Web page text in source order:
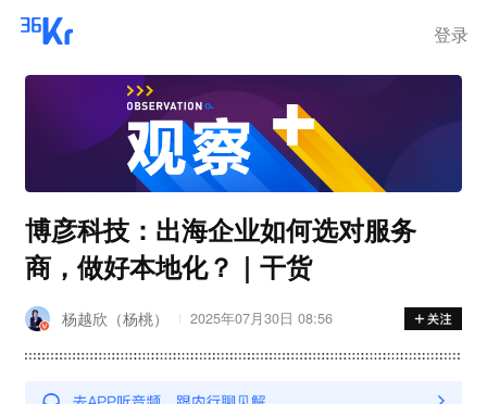
登录
博彦科技：出海企业如何选对服务
商，做好本地化？｜干货
杨越欣（杨桃） 2025年07月30日 08:56